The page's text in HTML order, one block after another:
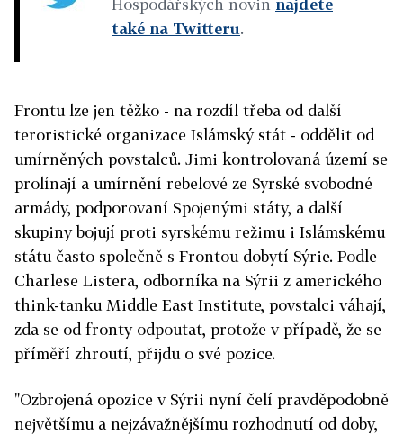
Hospodářských novin najdete
také na Twitteru.
Frontu lze jen těžko - na rozdíl třeba od další
teroristické organizace Islámský stát - oddělit od
umírněných povstalců. Jimi kontrolovaná území se
prolínají a umírnění rebelové ze Syrské svobodné
armády, podporovaní Spojenými státy, a další
skupiny bojují proti syrskému režimu i Islámskému
státu často společně s Frontou dobytí Sýrie. Podle
Charlese Listera, odborníka na Sýrii z amerického
think-tanku Middle East Institute, povstalci váhají,
zda se od fronty odpoutat, protože v případě, že se
příměří zhroutí, přijdu o své pozice.
"Ozbrojená opozice v Sýrii nyní čelí pravděpodobně
největšímu a nejzávažnějšímu rozhodnutí od doby,